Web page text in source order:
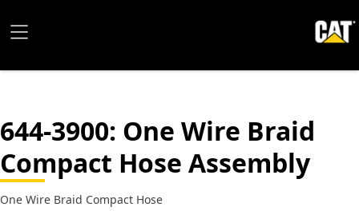
644-3900: One Wire Braid
Compact Hose Assembly
One Wire Braid Compact Hose